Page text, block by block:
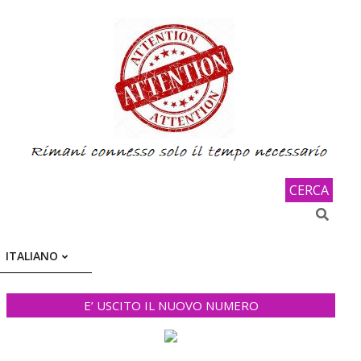
CERCA
Search
ITALIANO
E’ USCITO IL NUOVO NUMERO